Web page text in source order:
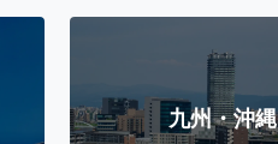
九州・沖縄